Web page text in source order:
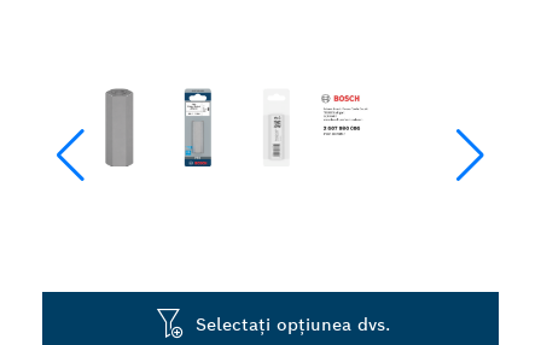
Selectați opțiunea dvs.